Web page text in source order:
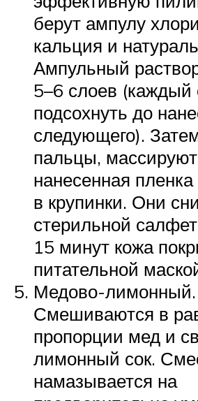
берут ампулу
кальция и
Ампульный
5–6 слоев (каждый
подсохнуть до
следующего).
пальцы,
нанесенная пленка
в крупинки. Они
стерильной
15 минут кожа
питательной
Медово-лимонный.
Смешиваются в
пропорции мед и
лимонный сок.
намазывается на